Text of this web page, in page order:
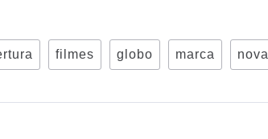
filmes globo marca nova